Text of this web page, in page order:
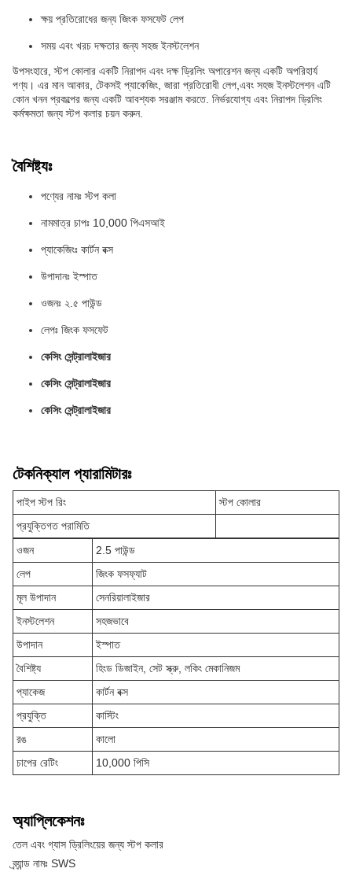
ক্ষয় প্রতিরোধের জন্য জিংক ফসফেট লেপ
সময় এবং খরচ দক্ষতার জন্য সহজ ইনস্টলেশন
উপসংহারে, স্টপ কোলার একটি নিরাপদ এবং দক্ষ ড্রিলিং অপারেশন জন্য একটি অপরিহার্য
পণ্য। এর মান আকার, টেকসই প্যাকেজিং, জারা প্রতিরোধী লেপ,এবং সহজ ইনস্টলেশন এটি
কোন খনন প্রকল্পের জন্য একটি আবশ্যক সরঞ্জাম করতে. নির্ভরযোগ্য এবং নিরাপদ ড্রিলিং
কর্মক্ষমতা জন্য স্টপ কলার চয়ন করুন.
বৈশিষ্ট্যঃ
পণ্যের নামঃ স্টপ কলা
নামমাত্র চাপঃ 10,000 পিএসআই
প্যাকেজিংঃ কার্টন বক্স
উপাদানঃ ইস্পাত
ওজনঃ ২.৫ পাউন্ড
লেপঃ জিংক ফসফেট
কেসিং সেন্ট্রালাইজার
কেসিং সেন্ট্রালাইজার
কেসিং সেন্ট্রালাইজার
টেকনিক্যাল প্যারামিটারঃ
পাইপ স্টপ রিং
স্টপ কোলার
প্রযুক্তিগত পরামিতি
ওজন
2.5 পাউন্ড
লেপ
জিংক ফসফ্যাট
মূল উপাদান
সেনরিয়ালাইজার
ইনস্টলেশন
সহজভাবে
উপাদান
ইস্পাত
বৈশিষ্ট্য
হিংড ডিজাইন, সেট স্ক্রু, লকিং মেকানিজম
প্যাকেজ
কার্টন বক্স
প্রযুক্তি
কাস্টিং
রঙ
কালো
চাপের রেটিং
10,000 পিসি
অ্যাপ্লিকেশনঃ
তেল এবং গ্যাস ড্রিলিংয়ের জন্য স্টপ কলার
ব্র্যান্ড নামঃ SWS